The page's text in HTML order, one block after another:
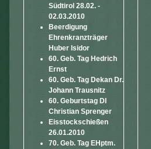
Südtirol 28.02. -
02.03.2010
Beerdigung
Ehrenkranzträger
Huber Isidor
60. Geb. Tag Hedrich
Ernst
60. Geb. Tag Dekan Dr.
Johann Trausnitz
60. Geburtstag DI
Christian Sprenger
Eisstockschießen
26.01.2010
70. Geb. Tag EHptm.